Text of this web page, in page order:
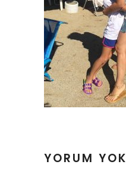
YORUM YOK